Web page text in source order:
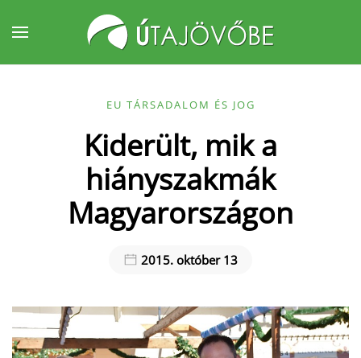
Fő tartalom átugrása
EU TÁRSADALOM ÉS JOG
Kiderült, mik a
hiányszakmák
Magyarországon
2015. október 13